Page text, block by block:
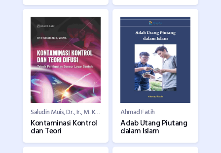
Saludin Muis, Dr., Ir., M. Kom
Kontaminasi Kontrol
dan Teori
Ahmad Fatih
Adab Utang Piutang
dalam Islam